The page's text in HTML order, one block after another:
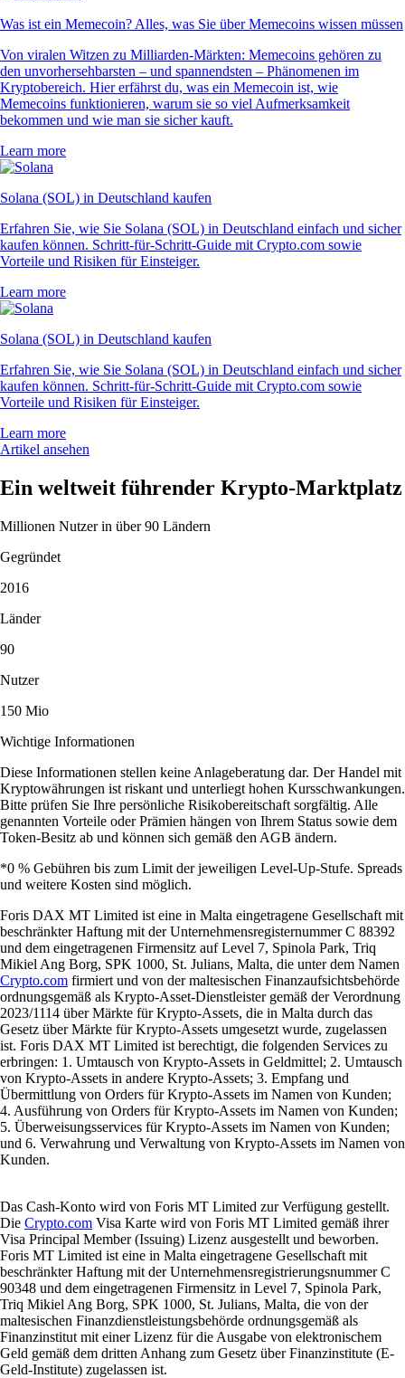
Was ist ein Memecoin? Alles, was Sie über Memecoins wissen müssen
Von viralen Witzen zu Milliarden-Märkten: Memecoins gehören zu
den unvorhersehbarsten – und spannendsten – Phänomenen im
Kryptobereich. Hier erfährst du, was ein Memecoin ist, wie
Memecoins funktionieren, warum sie so viel Aufmerksamkeit
bekommen und wie man sie sicher kauft.
Learn more
Solana (SOL) in Deutschland kaufen
Erfahren Sie, wie Sie Solana (SOL) in Deutschland einfach und sicher
kaufen können. Schritt-für-Schritt-Guide mit Crypto.com sowie
Vorteile und Risiken für Einsteiger.
Learn more
Solana (SOL) in Deutschland kaufen
Erfahren Sie, wie Sie Solana (SOL) in Deutschland einfach und sicher
kaufen können. Schritt-für-Schritt-Guide mit Crypto.com sowie
Vorteile und Risiken für Einsteiger.
Learn more
Artikel ansehen
Ein weltweit führender Krypto-Marktplatz
Millionen Nutzer in über 90 Ländern
Gegründet
2016
Länder
90
Nutzer
150 Mio
Wichtige Informationen
Diese Informationen stellen keine Anlageberatung dar. Der Handel mit
Kryptowährungen ist riskant und unterliegt hohen Kursschwankungen.
Bitte prüfen Sie Ihre persönliche Risikobereitschaft sorgfältig. Alle
genannten Vorteile oder Prämien hängen von Ihrem Status sowie dem
Token-Besitz ab und können sich gemäß den AGB ändern.
*0 % Gebühren bis zum Limit der jeweiligen Level-Up-Stufe. Spreads
und weitere Kosten sind möglich.
Foris DAX MT Limited ist eine in Malta eingetragene Gesellschaft mit
beschränkter Haftung mit der Unternehmensregisternummer C 88392
und dem eingetragenen Firmensitz auf Level 7, Spinola Park, Triq
Mikiel Ang Borg, SPK 1000, St. Julians, Malta, die unter dem Namen
Crypto.com firmiert und von der maltesischen Finanzaufsichtsbehörde
ordnungsgemäß als Krypto-Asset-Dienstleister gemäß der Verordnung
2023/1114 über Märkte für Krypto-Assets, die in Malta durch das
Gesetz über Märkte für Krypto-Assets umgesetzt wurde, zugelassen
ist. Foris DAX MT Limited ist berechtigt, die folgenden Services zu
erbringen: 1. Umtausch von Krypto-Assets in Geldmittel; 2. Umtausch
von Krypto-Assets in andere Krypto-Assets; 3. Empfang und
Übermittlung von Orders für Krypto-Assets im Namen von Kunden;
4. Ausführung von Orders für Krypto-Assets im Namen von Kunden;
5. Überweisungsservices für Krypto-Assets im Namen von Kunden;
und 6. Verwahrung und Verwaltung von Krypto-Assets im Namen von
Kunden.
Das Cash-Konto wird von Foris MT Limited zur Verfügung gestellt.
Die Crypto.com Visa Karte wird von Foris MT Limited gemäß ihrer
Visa Principal Member (Issuing) Lizenz ausgestellt und beworben.
Foris MT Limited ist eine in Malta eingetragene Gesellschaft mit
beschränkter Haftung mit der Unternehmensregistrierungsnummer C
90348 und dem eingetragenen Firmensitz in Level 7, Spinola Park,
Triq Mikiel Ang Borg, SPK 1000, St. Julians, Malta, die von der
maltesischen Finanzdienstleistungsbehörde ordnungsgemäß als
Finanzinstitut mit einer Lizenz für die Ausgabe von elektronischem
Geld gemäß dem dritten Anhang zum Gesetz über Finanzinstitute (E-
Geld-Institute) zugelassen ist.